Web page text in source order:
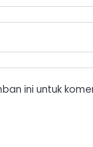
ini untuk